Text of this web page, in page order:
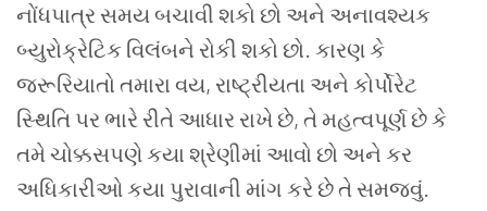
નોંધપાત્ર સમય બચાવી શકો છો અને અનાવશ્યક
બ્યુરોક્રેટિક વિલંબને રોકી શકો છો. કારણ કે
જરૂરિયાતો તમારા વય, રાષ્ટ્રીયતા અને કોર્પોરેટ
સ્થિતિ પર ભારે રીતે આધાર રાખે છે, તે મહત્વપૂર્ણ છે કે
તમે ચોક્કસપણે કયા શ્રેણીમાં આવો છો અને કર
અધિકારીઓ કયા પુરાવાની માંગ કરે છે તે સમજવું.